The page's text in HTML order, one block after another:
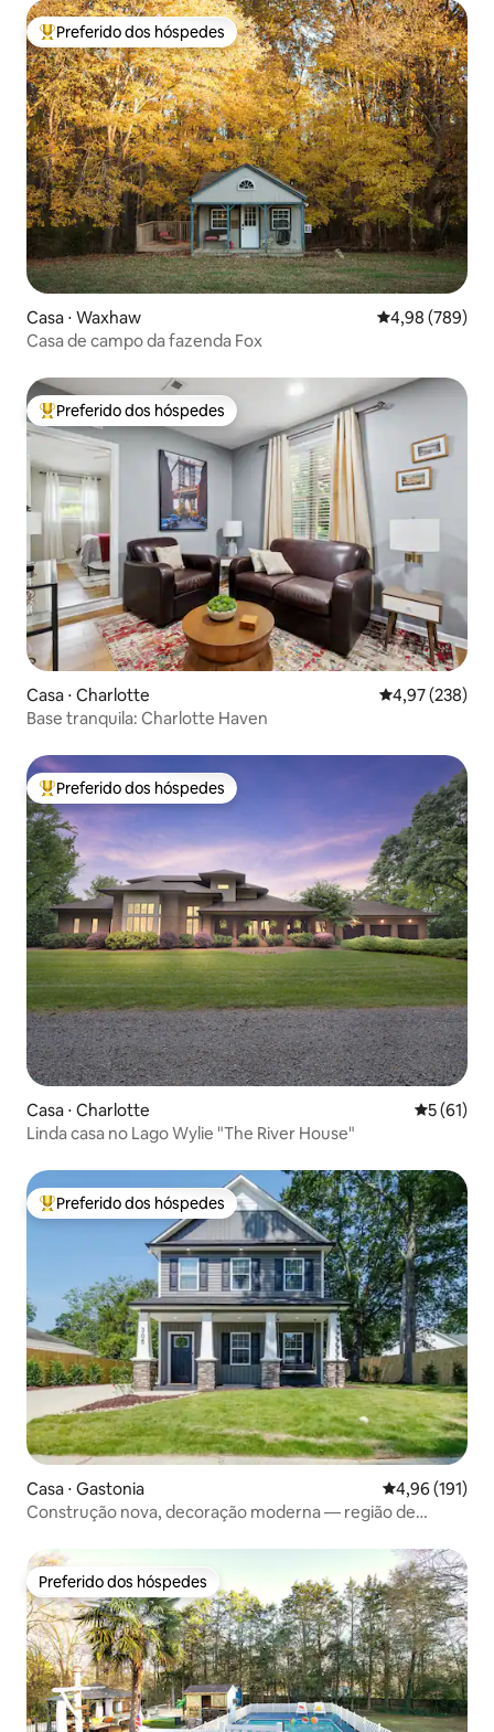
Entre os melhores preferidos dos hóspedes
Preferido dos hóspedes
Casa ⋅ Waxhaw 4,98 de uma
4,98 (789)
Casa de campo da fazenda Fox
Entre os melhores preferidos dos hóspedes
Preferido dos hóspedes
Casa ⋅ Charlotte 4,97 de uma
4,97 (238)
Base tranquila: Charlotte Haven
Entre os melhores preferidos dos hóspedes
Preferido dos hóspedes
Casa ⋅ Charlotte 5 de uma
5 (61)
Linda casa no Lago Wylie "The River House"
Entre os melhores preferidos dos hóspedes
Preferido dos hóspedes
Casa ⋅ Gastonia 4,96 de uma
4,96 (191)
Construção nova, decoração moderna — região de
Preferido dos hóspedes
Preferido dos hóspedes